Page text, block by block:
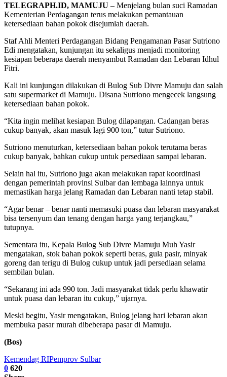
TELEGRAPH.ID, MAMUJU – Menjelang bulan suci Ramadan
Kementerian Perdagangan terus melakukan pemantauan
ketersediaan bahan pokok disejumlah daerah.
Staf Ahli Menteri Perdagangan Bidang Pengamanan Pasar Sutriono
Edi mengatakan, kunjungan itu sekaligus menjadi monitoring
kesiapan beberapa daerah menyambut Ramadan dan Lebaran Idhul
Fitri.
Kali ini kunjungan dilakukan di Bulog Sub Divre Mamuju dan salah
satu supermarket di Mamuju. Disana Sutriono mengecek langsung
ketersediaan bahan pokok.
“Kita ingin melihat kesiapan Bulog dilapangan. Cadangan beras
cukup banyak, akan masuk lagi 900 ton,” tutur Sutriono.
Sutriono menuturkan, ketersediaan bahan pokok terutama beras
cukup banyak, bahkan cukup untuk persediaan sampai lebaran.
Selain hal itu, Sutriono juga akan melakukan rapat koordinasi
dengan pemerintah provinsi Sulbar dan lembaga lainnya untuk
memastikan harga jelang Ramadan dan Lebaran nanti tetap stabil.
“Agar benar – benar nanti memasuki puasa dan lebaran masyarakat
bisa tersenyum dan tenang dengan harga yang terjangkau,”
tutupnya.
Sementara itu, Kepala Bulog Sub Divre Mamuju Muh Yasir
mengatakan, stok bahan pokok seperti beras, gula pasir, minyak
goreng dan terigu di Bulog cukup untuk jadi persediaan selama
sembilan bulan.
“Sekarang ini ada 990 ton. Jadi masyarakat tidak perlu khawatir
untuk puasa dan lebaran itu cukup,” ujarnya.
Meski begitu, Yasir mengatakan, Bulog jelang hari lebaran akan
membuka pasar murah dibeberapa pasar di Mamuju.
(Bos)
Kemendag RIPemprov Sulbar
0 620